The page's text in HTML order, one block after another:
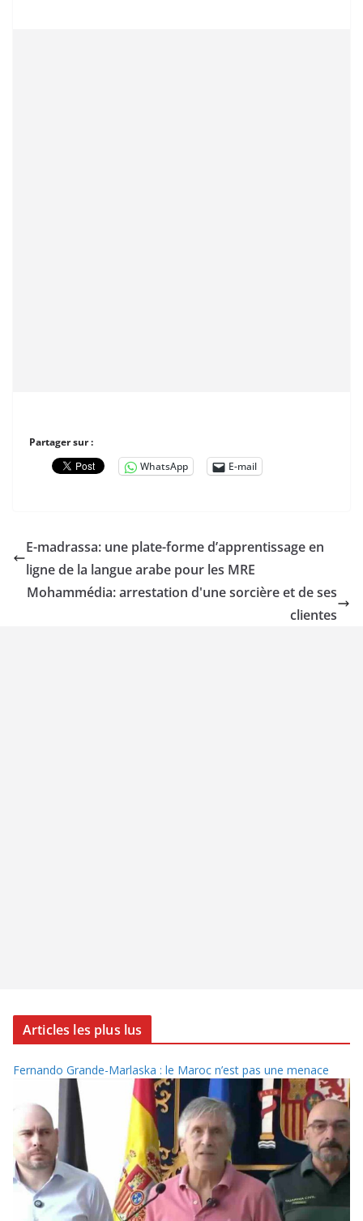
Partager sur :
WhatsApp
E-mail
E-madrassa: une plate-forme d’apprentissage en
ligne de la langue arabe pour les MRE
Mohammédia: arrestation d'une sorcière et de ses
clientes
Articles les plus lus
Fernando Grande-Marlaska : le Maroc n’est pas une menace